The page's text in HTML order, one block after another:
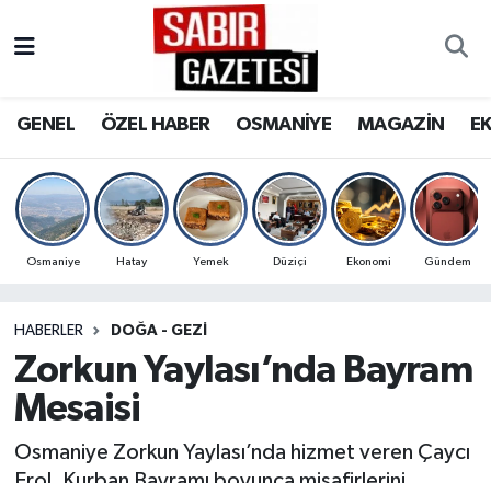
GENEL ÖZEL HABER OSMANİYE MAGAZİN
Osmaniye Hatay Yemek Düziçi Ekonomi Gündem
HABERLER DOĞA - GEZI
Zorkun Yaylası’nda Bayram
Mesaisi
Osmaniye Zorkun Yaylası’nda hizmet veren Çaycı
OSMANİYE
MAGAZİN
SPOR
RESMİ İLANLAR
Osmaniye Nöbetçi Eczaneler
Osmaniye Trafik Yoğunluk Haritası
Süper Lig Puan Durumu ve Fikstür
Son Dakika Haberleri
Haber Arşivi